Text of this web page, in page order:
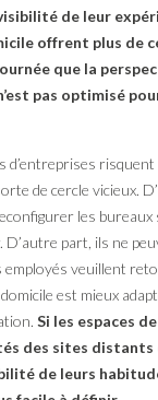
de leur
offrent plus de
que la
pas optimisé
d’entreprises
de cercle vicieux.
les bureaux
D’autre part, ils ne
employés veuillent
est mieux
Si les espaces
des sites distants
de leurs